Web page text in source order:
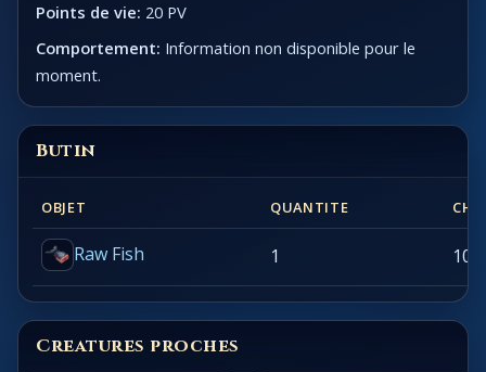
Points de vie: 20 PV
Comportement: Information non disponible pour le
moment.
Butin
OBJET QUANTITE
Raw Fish 1
Creatures proches